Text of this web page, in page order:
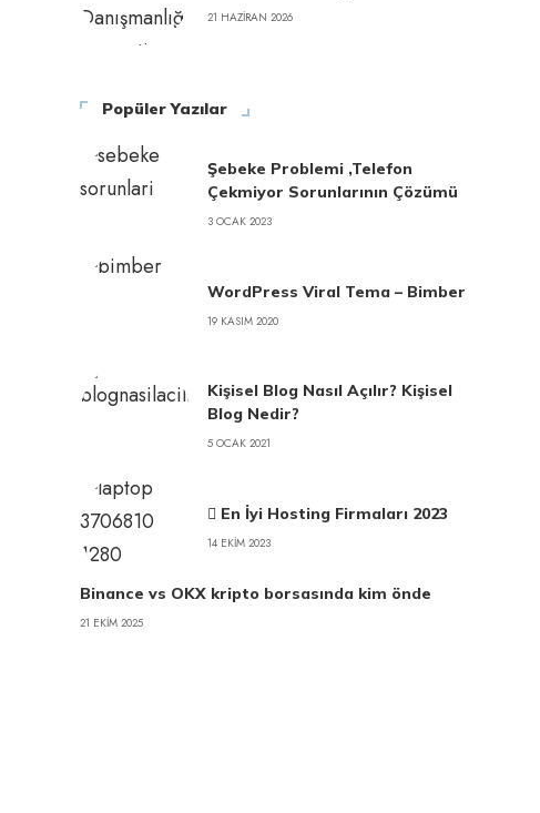
21 HAZIRAN 2026
Popüler Yazılar
Şebeke Problemi ,Telefon
Çekmiyor Sorunlarının Çözümü
3 OCAK 2023
WordPress Viral Tema – Bimber
19 KASIM 2020
Kişisel Blog Nasıl Açılır? Kişisel
Blog Nedir?
5 OCAK 2021
En İyi Hosting Firmaları 2023
14 EKIM 2023
Binance vs OKX kripto borsasında kim önde
21 EKIM 2025